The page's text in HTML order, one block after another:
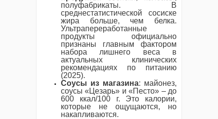
полуфабрикаты. В
среднестатистической сосиске
жира больше, чем белка.
Ультрапереработанные
продукты официально
признаны главным фактором
набора лишнего веса в
актуальных клинических
рекомендациях по питанию
(2025).
Соусы из магазина: майонез,
соусы «Цезарь» и «Песто» – до
600 ккал/100 г. Это калории,
которые не ощущаются, но
накапливаются.